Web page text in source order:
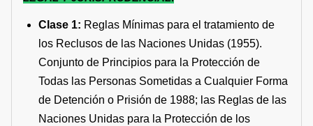
Clase 1: Reglas Mínimas para el tratamiento de
los Reclusos de las Naciones Unidas (1955).
Conjunto de Principios para la Protección de
Todas las Personas Sometidas a Cualquier Forma
de Detención o Prisión de 1988; las Reglas de las
Naciones Unidas para la Protección de los